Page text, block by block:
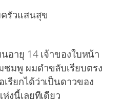
รัวแสนสุข
นอายุ 14 เจ้าของใบหน้า
ชมพู ผมดำขลับเรียบตรง
รียกได้ว่าเป็นดาวของ
งนี้เลยทีเดียว